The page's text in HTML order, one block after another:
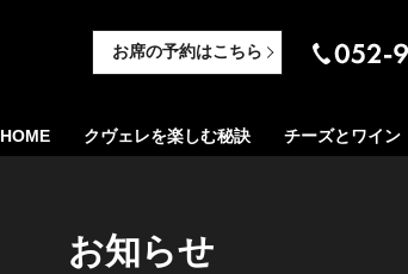
HOME クヴェレを楽しむ秘訣 チーズとワイン
お席の予約はこちら
お知らせ